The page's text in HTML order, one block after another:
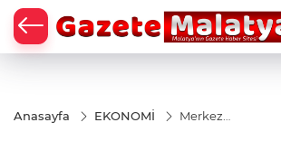
Anasayfa EKONOMİ
Merkez